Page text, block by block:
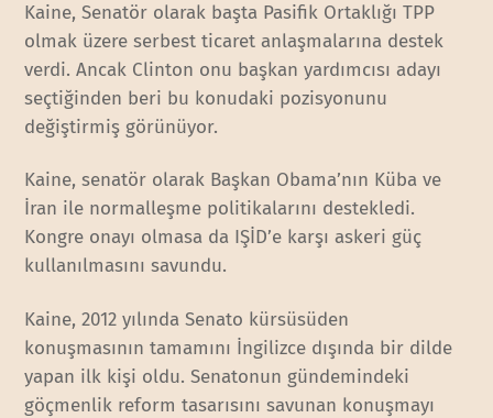
Kaine, Senatör olarak başta Pasifik Ortaklığı TPP
olmak üzere serbest ticaret anlaşmalarına destek
verdi. Ancak Clinton onu başkan yardımcısı adayı
seçtiğinden beri bu konudaki pozisyonunu
değiştirmiş görünüyor.
Kaine, senatör olarak Başkan Obama’nın Küba ve
İran ile normalleşme politikalarını destekledi.
Kongre onayı olmasa da IŞİD’e karşı askeri güç
kullanılmasını savundu.
Kaine, 2012 yılında Senato kürsüsüden
konuşmasının tamamını İngilizce dışında bir dilde
yapan ilk kişi oldu. Senatonun gündemindeki
göçmenlik reform tasarısını savunan konuşmayı